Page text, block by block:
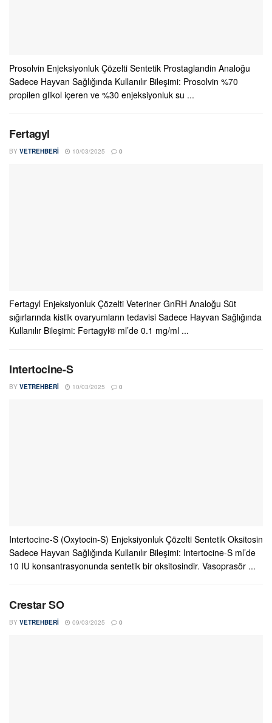
Prosolvin Enjeksiyonluk Çözelti Sentetik Prostaglandin Analoğu
Sadece Hayvan Sağlığında Kullanılır Bileşimi: Prosolvin %70
propilen glikol içeren ve %30 enjeksiyonluk su ...
Fertagyl
BY VETREHBERI 10/03/2025 0
Fertagyl Enjeksiyonluk Çözelti Veteriner GnRH Analoğu Süt
sığırlarında kistik ovaryumların tedavisi Sadece Hayvan Sağlığında
Kullanılır Bileşimi: Fertagyl®​ ml’de 0.1 mg/ml ...
Intertocine-S
BY VETREHBERI 10/03/2025 0
Intertocine-S (Oxytocin-S) Enjeksiyonluk Çözelti Sentetik Oksitosin
Sadece Hayvan Sağlığında Kullanılır Bileşimi: Intertocine-S ml’de
10 IU konsantrasyonunda sentetik bir oksitosindir. Vasoprasör ...
Crestar SO
BY VETREHBERI 09/03/2025 0